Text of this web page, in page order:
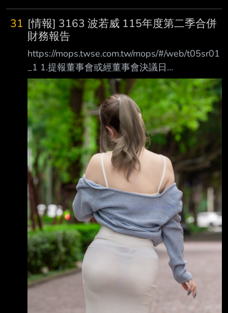
期:115/08/06 2.審計委員會通過日期:115/08/06
3.財務報告或年度自結財務資訊報導期間 起訖日
期
(XXX/XX/XX~XXX/XX/XX):115/01/01~115/06/
30 4.1月1日累計至本期止營業收入(仟
元):811,157 5.1月1日累計至本期止
31 [情報] 3163 波若威 115年度第二季合併
財務報告
https://mops.twse.com.tw/mops/#/web/t05sr01
_1 1.提報董事會或經董事會決議日
期:115/08/06 2.審計委員會通過日期:115/08/06
3.財務報告或年度自結財務資訊報導期間 起訖日
期
(XXX/XX/XX~XXX/XX/XX):115/01/01~115/06/
30 4.1月1日累計至本期止營業收入(仟
元):1,247,946 5.1月1日累計至本期止營業毛利
(毛損) (仟元):213,638 6.1月1日累計至本期止營
業利益(損失) (仟元):45,